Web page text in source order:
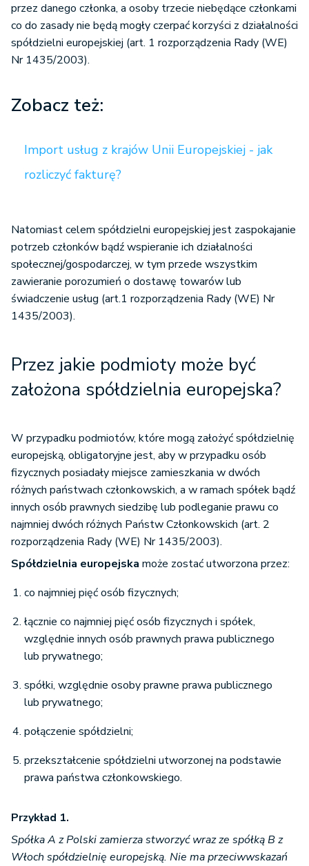
przez danego członka, a osoby trzecie niebędące członkami
co do zasady nie będą mogły czerpać korzyści z działalności
spółdzielni europejskiej (art. 1 rozporządzenia Rady (WE)
Nr 1435/2003).
Zobacz też:
Import usług z krajów Unii Europejskiej - jak
rozliczyć fakturę?
Natomiast celem spółdzielni europejskiej jest zaspokajanie
potrzeb członków bądź wspieranie ich działalności
społecznej/gospodarczej, w tym przede wszystkim
zawieranie porozumień o dostawę towarów lub
świadczenie usług (art.1 rozporządzenia Rady (WE) Nr
1435/2003).
Przez jakie podmioty może być
założona spółdzielnia europejska?
W przypadku podmiotów, które mogą założyć spółdzielnię
europejską, obligatoryjne jest, aby w przypadku osób
fizycznych posiadały miejsce zamieszkania w dwóch
różnych państwach członkowskich, a w ramach spółek bądź
innych osób prawnych siedzibę lub podleganie prawu co
najmniej dwóch różnych Państw Członkowskich (art. 2
rozporządzenia Rady (WE) Nr 1435/2003).
Spółdzielnia europejska może zostać utworzona przez:
co najmniej pięć osób fizycznych;
łącznie co najmniej pięć osób fizycznych i spółek,
względnie innych osób prawnych prawa publicznego
lub prywatnego;
spółki, względnie osoby prawne prawa publicznego
lub prywatnego;
połączenie spółdzielni;
przekształcenie spółdzielni utworzonej na podstawie
prawa państwa członkowskiego.
Przykład 1.
Spółka A z Polski zamierza stworzyć wraz ze spółką B z
Włoch spółdzielnię europejską. Nie ma przeciwwskazań